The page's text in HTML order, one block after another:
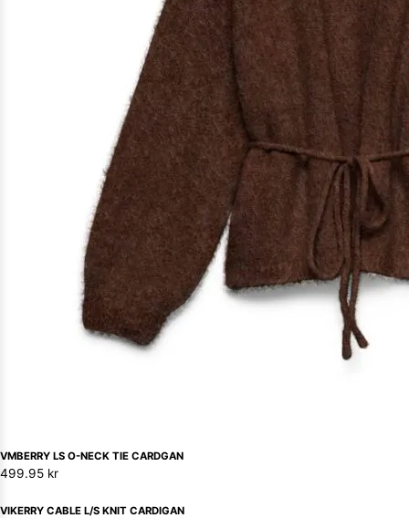
VMBERRY LS O-NECK TIE CARDGAN
499.95 kr
VIKERRY CABLE L/S KNIT CARDIGAN